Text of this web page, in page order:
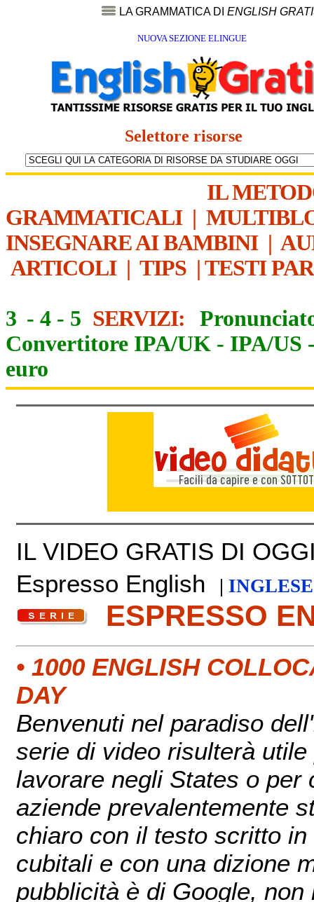
LA GRAMMATICA DI ENGLISH
NUOVA SEZIONE ELINGUE
Selettore risorse
IL
GRAMMATICALI|
INSEGNARE AI BAMBINI|
ARTICOLI| TIPS | TESTI
3 - 4 - 5 SERVIZI:
Convertitore IPA/UK - IPA/US
euro
IL VIDEO GRATIS DI
Espresso English
|
ESPRESSO
• 1000 ENGLISH
DAY
Benvenuti nel paradiso
serie di video risulterà
lavorare negli States o per
aziende prevalentemente
chiaro con il testo scritto
cubitali e con una dizione
pubblicità è di Google,